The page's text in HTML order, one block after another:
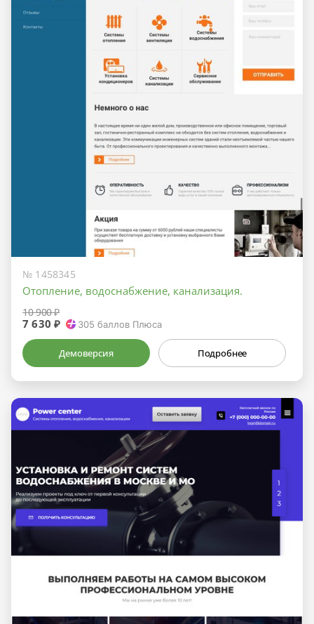
№ 1458345
Отопление, водоснабжение, канализация.
10 900 ₽
7 630 ₽ 305 баллов Плюса
Демоверсия Подробнее